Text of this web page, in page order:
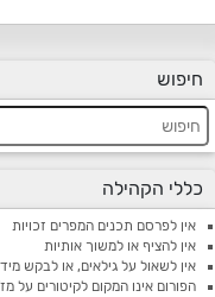
חיפוש
כללי הקהילה
אין לפרסם תכנים המפרים זכויות
אין להציף או למשוך אותיות
אין לשאול על גילאים, או לבקש
הפורום אינו המקום לקיטורים על